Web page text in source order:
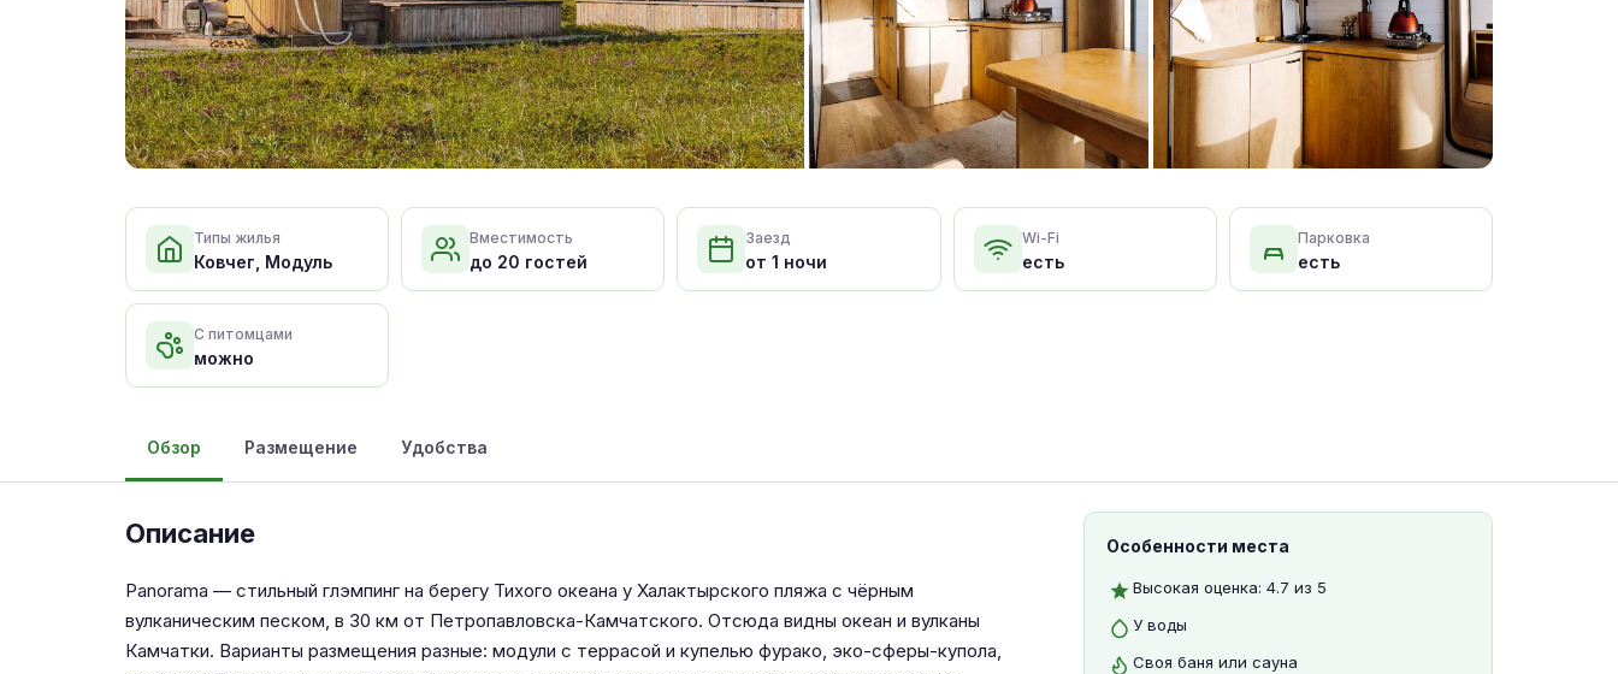
Типы жилья
Ковчег, Модуль
Вместимость
до 20 гостей
Заезд
от 1 ночи
Wi-Fi
есть
Парковка
есть
С питомцами
можно
Обзор Размещение Удобства
Описание
Panorama — стильный глэмпинг на берегу Тихого океана у Халактырского пляжа с чёрным
вулканическим песком, в 30 км от Петропавловска-Камчатского. Отсюда видны океан и вулканы
Камчатки. Варианты размещения разные: модули с террасой и купелью фурако, эко-сферы-купола,
Особенности места
Высокая оценка: 4.7 из 5
У воды
Своя баня или сауна